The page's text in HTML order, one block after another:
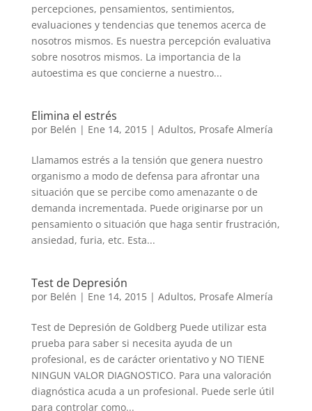
percepciones, pensamientos, sentimientos,
evaluaciones y tendencias que tenemos acerca de
nosotros mismos. Es nuestra percepción evaluativa
sobre nosotros mismos. La importancia de la
autoestima es que concierne a nuestro...
Elimina el estrés
por Belén | Ene 14, 2015| Adultos, Prosafe Almería
Llamamos estrés a la tensión que genera nuestro
organismo a modo de defensa para afrontar una
situación que se percibe como amenazante o de
demanda incrementada. Puede originarse por un
pensamiento o situación que haga sentir frustración,
ansiedad, furia, etc. Esta...
Test de Depresión
por Belén | Ene 14, 2015| Adultos, Prosafe Almería
Test de Depresión de Goldberg Puede utilizar esta
prueba para saber si necesita ayuda de un
profesional, es de carácter orientativo y NO TIENE
NINGUN VALOR DIAGNOSTICO. Para una valoración
diagnóstica acuda a un profesional. Puede serle útil
para controlar como...